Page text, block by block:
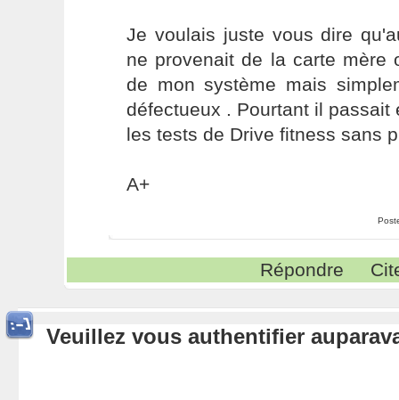
Je voulais juste vous dire
ne provenait de la carte mère
de mon système mais
défectueux . Pourtant il passait
les tests de Drive fitness sans
A+
Répondre
Veuillez vous authentifier